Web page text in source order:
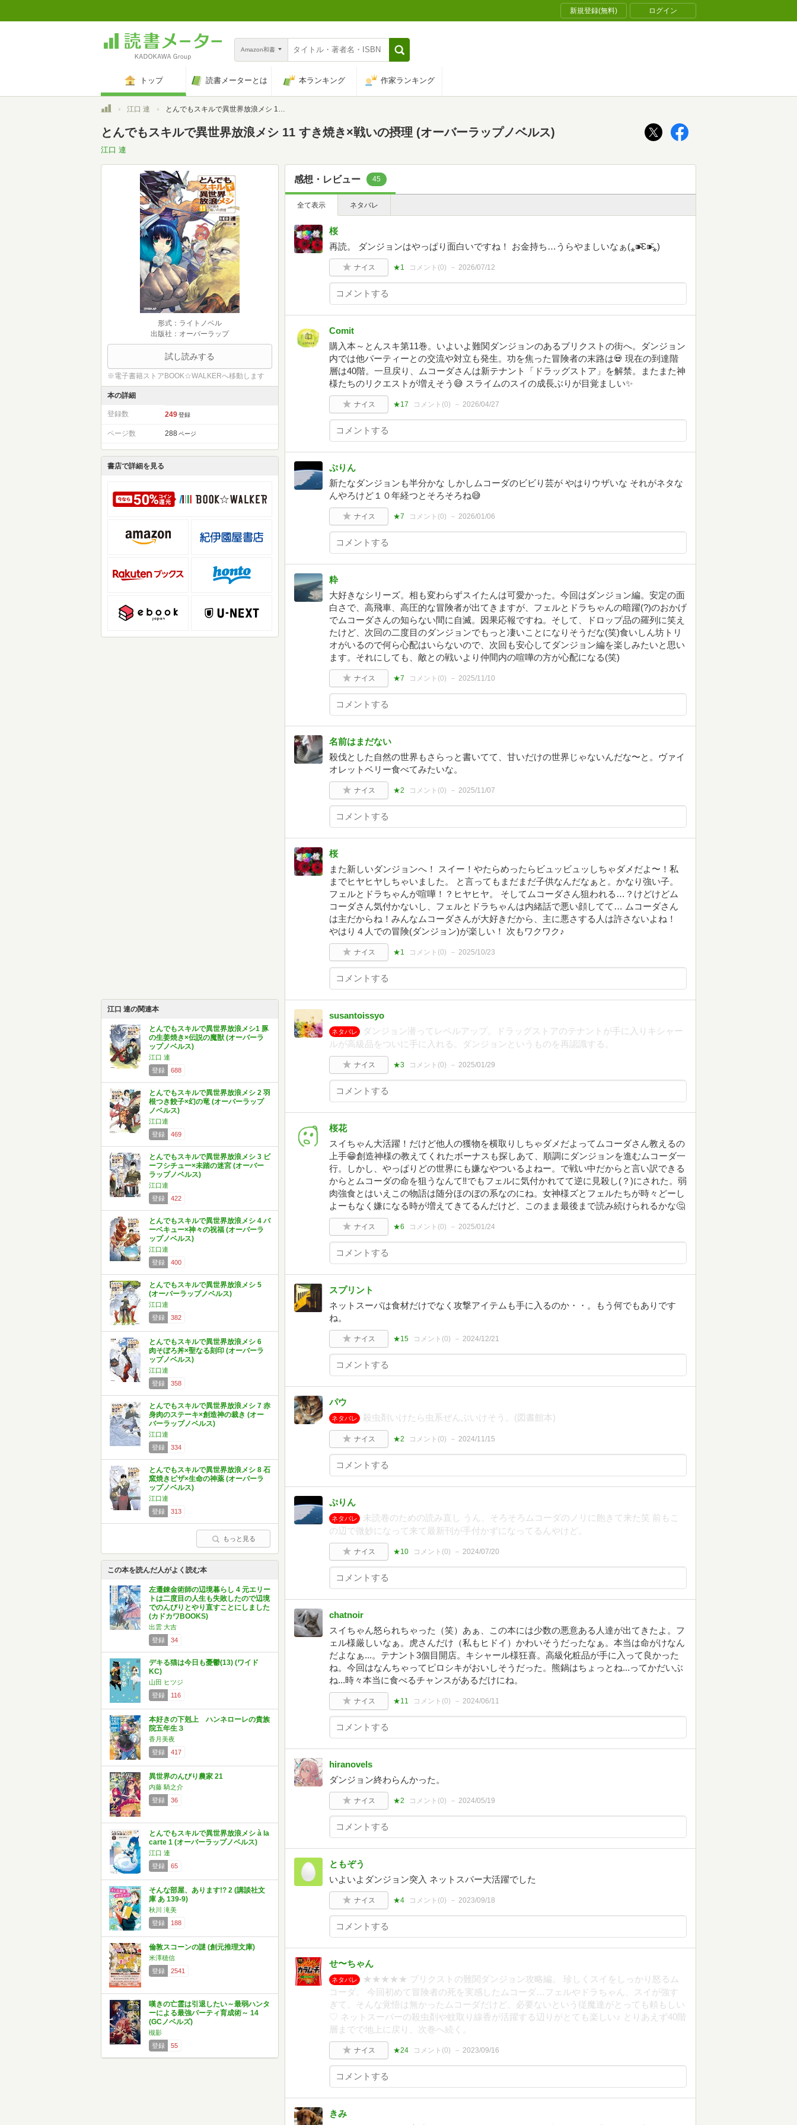
新規登録(無料) ログイン
Amazon和書
トップ 読書メーターとは 本ランキング 作家ランキング
トップ江口 連 とんでもスキルで異世界放浪メシ 11 すき焼き×戦いの摂理 (オーバーラップノベルス)
とんでもスキルで異世界放浪メシ 11 すき焼き×戦いの摂理 (オーバーラップノベルス)
江口 連
形式：ライトノベル
出版社：オーバーラップ
試し読みする
※電子書籍ストアBOOK☆WALKERへ移動します
本の詳細
登録数 249 登録
ページ数 288 ページ
書店で詳細を見る
江口 連の関連本
とんでもスキルで異世界放浪メシ1 豚
の生姜焼き×伝説の魔獣 (オーバーラ
ップノベルス)
江口 連
登録
688
とんでもスキルで異世界放浪メシ 2 羽
根つき餃子×幻の竜 (オーバーラップ
ノベルス)
江口連
登録
469
とんでもスキルで異世界放浪メシ 3 ビ
ーフシチュー×未踏の迷宮 (オーバー
ラップノベルス)
江口連
登録
422
とんでもスキルで異世界放浪メシ 4 バ
ーベキュー×神々の祝福 (オーバーラ
ップノベルス)
江口連
登録
400
とんでもスキルで異世界放浪メシ 5
(オーバーラップノベルス)
江口連
登録
382
とんでもスキルで異世界放浪メシ 6
肉そぼろ丼×聖なる刻印 (オーバーラ
ップノベルス)
江口連
登録
358
とんでもスキルで異世界放浪メシ 7 赤
身肉のステーキ×創造神の裁き (オー
バーラップノベルス)
江口連
登録
334
とんでもスキルで異世界放浪メシ 8 石
窯焼きピザ×生命の神薬 (オーバーラ
ップノベルス)
江口連
登録
313
もっと見る
この本を読んだ人がよく読む本
左遷錬金術師の辺境暮らし 4 元エリー
トは二度目の人生も失敗したので辺境
でのんびりとやり直すことにしました
(カドカワBOOKS)
出雲 大吉
登録
34
デキる猫は今日も憂鬱(13) (ワイド
KC)
山田 ヒツジ
登録
116
本好きの下剋上 ハンネローレの貴族
院五年生３
香月美夜
登録
417
異世界のんびり農家 21
内藤 騎之介
登録
36
とんでもスキルで異世界放浪メシ à la
carte 1 (オーバーラップノベルス)
江口 連
登録
65
そんな部屋、あります!? 2 (講談社文
庫 あ 139-9)
秋川 滝美
登録
188
倫敦スコーンの謎 (創元推理文庫)
米澤穂信
登録
2541
嘆きの亡霊は引退したい～最弱ハンタ
ーによる最強パーティ育成術～ 14
(GCノベルズ)
槻影
登録
55
感想・レビュー 45
全て表示 ネタバレ
桜
再読。 ダンジョンはやっぱり面白いですね！ お金持ち…うらやましいなぁ(⁎⁍̴̆Ɛ⁍̴̆⁎)
ナイス ★1 コメント(0) 2026/07/12
Comit
購入本～とんスキ第11巻。いよいよ難関ダンジョンのあるブリクストの街へ。ダンジョン
内では他パーティーとの交流や対立も発生。功を焦った冒険者の末路は💀 現在の到達階
層は40階。一旦戻り、ムコーダさんは新テナント「ドラッグストア」を解禁。またまた神
様たちのリクエストが増えそう😅 スライムのスイの成長ぶりが目覚ましい✨
ナイス ★17 コメント(0) 2026/04/27
ぷりん
新たなダンジョンも半分かな しかしムコーダのビビり芸が やはりウザいな それがネタな
んやろけど１０年経つとそろそろね😅
ナイス ★7 コメント(0) 2026/01/06
粋
大好きなシリーズ。相も変わらずスイたんは可愛かった。今回はダンジョン編。安定の面
白さで、高飛車、高圧的な冒険者が出てきますが、フェルとドラちゃんの暗躍(?)のおかげ
でムコーダさんの知らない間に自滅。因果応報ですね。そして、ドロップ品の羅列に笑え
たけど、次回の二度目のダンジョンでもっと凄いことになりそうだな(笑)食いしん坊トリ
オがいるので何ら心配はいらないので、次回も安心してダンジョン編を楽しみたいと思い
ます。それにしても、敵との戦いより仲間内の喧嘩の方が心配になる(笑)
ナイス ★7 コメント(0) 2025/11/10
名前はまだない
殺伐とした自然の世界もさらっと書いてて、甘いだけの世界じゃないんだな〜と。ヴァイ
オレットベリー食べてみたいな。
ナイス ★2 コメント(0) 2025/11/07
桜
また新しいダンジョンへ！ スイー！やたらめったらビュッビュッしちゃダメだよ〜！私
までヒヤヒヤしちゃいました。 と言ってもまだまだ子供なんだなぁと。かなり強い子。
フェルとドラちゃんが喧嘩！？ヒヤヒヤ。 そしてムコーダさん狙われる…？けどけどム
コーダさん気付かないし、フェルとドラちゃんは内緒話で悪い顔してて… ムコーダさん
は主だからね！みんなムコーダさんが大好きだから、主に悪さする人は許さないよね！
やはり４人での冒険(ダンジョン)が楽しい！ 次もワクワク♪
ナイス ★1 コメント(0) 2025/10/23
susantoissyo
ネタバレ
ダンジョン潜ってレベルアップ。ドラッグストアのテナントが手に入りキシャー
ルが高級品をついに手に入れる。ダンジョンというものを再認識する。
ナイス ★3 コメント(0) 2025/01/29
桜花
スイちゃん大活躍！だけど他人の獲物を横取りしちゃダメだよってムコーダさん教えるの
上手😁創造神様の教えてくれたボーナスも探しあて、順調にダンジョンを進むムコーダ一
行。しかし、やっぱりどの世界にも嫌なやついるよねー。で戦い中だからと言い訳できる
からとムコーダの命を狙うなんて‼️でもフェルに気付かれてて逆に見殺し(？)にされた。弱
肉強食とはいえこの物語は随分ほのぼの系なのにね。女神様ズとフェルたちが時々どーし
よーもなく嫌になる時が増えてきてるんだけど、このまま最後まで読み続けられるかな🤔
ナイス ★6 コメント(0) 2025/01/24
スプリント
ネットスーパは食材だけでなく攻撃アイテムも手に入るのか・・。もう何でもありです
ね。
ナイス ★15 コメント(0) 2024/12/21
パウ
ネタバレ 殺虫剤いけたら虫系ぜんぶいけそう。(図書館本)
ナイス ★2 コメント(0) 2024/11/15
ぷりん
ネタバレ
未読卷のための読み直し うん、そろそろムコーダのノリに飽きて来た笑 前もこ
の辺で微妙になって来て最新刊が手付かずになってるんやけど。
ナイス ★10 コメント(0) 2024/07/20
chatnoir
スイちゃん怒られちゃった（笑）あぁ、この本には少数の悪意ある人達が出てきたよ。フ
ェル様厳しいなぁ。虎さんだけ（私もヒドイ）かわいそうだったなぁ。本当は命がけなん
だよなぁ...。テナント3個目開店。キシャール様狂喜。高級化粧品が手に入って良かった
ね。今回はなんちゃってピロシキがおいしそうだった。熊鍋はちょっとね...ってかだいぶ
ね...時々本当に食べるチャンスがあるだけにね。
ナイス ★11 コメント(0) 2024/06/11
hiranovels
ダンジョン終わらんかった。
ナイス ★2 コメント(0) 2024/05/19
ともぞう
いよいよダンジョン突入 ネットスパー大活躍でした
ナイス ★4 コメント(0) 2023/09/18
せ〜ちゃん
ネタバレ
★★★★★ ブリクストの難関ダンジョン攻略編。 珍しくスイをしっかり怒るム
コーダ。 今回初めて冒険者の死を実感したムコーダ…フェルやドラちゃん、スイが強す
ぎて、そんな覚悟は無かったムコーダだけど、必要ないという従魔達がとっても頼もしい
♡ ネットスーパーの殺虫剤や蚊取り線香が活躍する辺りがとても楽しい♪ とりあえず40階
層までで地上に戻り、次巻へ続く。
ナイス ★24 コメント(0) 2023/09/16
きみ